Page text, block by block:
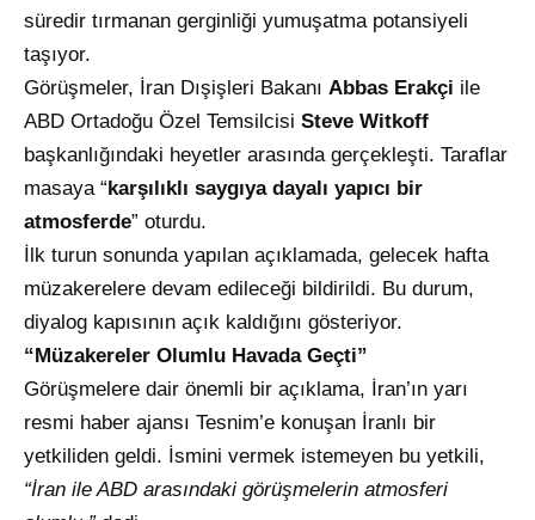
süredir tırmanan gerginliği yumuşatma potansiyeli
taşıyor.
Görüşmeler, İran Dışişleri Bakanı Abbas Erakçi ile
ABD Ortadoğu Özel Temsilcisi Steve Witkoff
başkanlığındaki heyetler arasında gerçekleşti. Taraflar
masaya “karşılıklı saygıya dayalı yapıcı bir
atmosferde” oturdu.
İlk turun sonunda yapılan açıklamada, gelecek hafta
müzakerelere devam edileceği bildirildi. Bu durum,
diyalog kapısının açık kaldığını gösteriyor.
“Müzakereler Olumlu Havada Geçti”
Görüşmelere dair önemli bir açıklama, İran’ın yarı
resmi haber ajansı Tesnim’e konuşan İranlı bir
yetkiliden geldi. İsmini vermek istemeyen bu yetkili,
“İran ile ABD arasındaki görüşmelerin atmosferi